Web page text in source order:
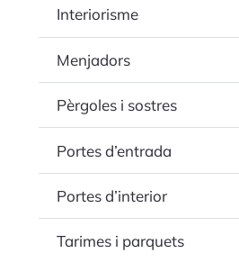
Interiorisme
Menjadors
Pèrgoles i sostres
Portes d’entrada
Portes d’interior
Tarimes i parquets